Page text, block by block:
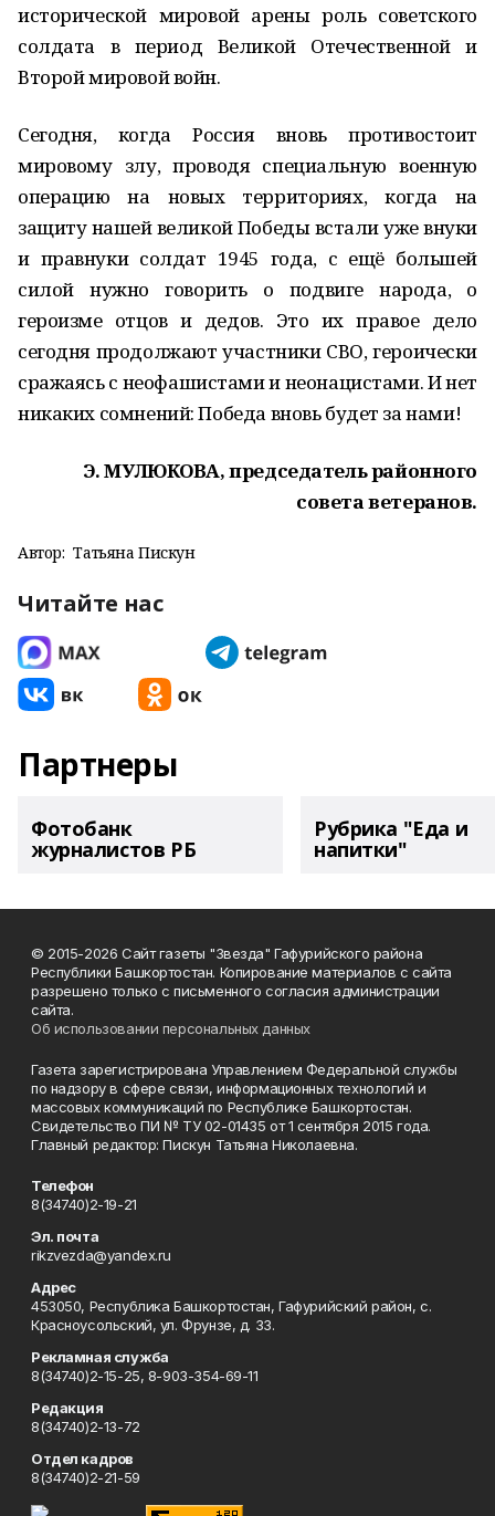
исторической мировой арены роль советского
солдата в период Великой Отечественной и
Второй мировой войн.
Сегодня, когда Россия вновь противостоит
мировому злу, проводя специальную военную
операцию на новых территориях, когда на
защиту нашей великой Победы встали уже внуки
и правнуки солдат 1945 года, с ещё большей
силой нужно говорить о подвиге народа, о
героизме отцов и дедов. Это их правое дело
сегодня продолжают участники СВО, героически
сражаясь с неофашистами и неонацистами. И нет
никаких сомнений: Победа вновь будет за нами!
Э. МУЛЮКОВА, председатель районного
совета ветеранов.
Автор: Татьяна Пискун
Читайте нас
Партнеры
Фотобанк
журналистов РБ
Рубрика "Еда и
напитки"
© 2015-2026 Сайт газеты "Звезда" Гафурийского района
Республики Башкортостан. Копирование материалов с сайта
разрешено только с письменного согласия администрации
сайта.
Об использовании персональных данных
Газета зарегистрирована Управлением Федеральной службы
по надзору в сфере связи, информационных технологий и
массовых коммуникаций по Республике Башкортостан.
Свидетельство ПИ № ТУ 02-01435 от 1 сентября 2015 года.
Главный редактор: Пискун Татьяна Николаевна.
Телефон
8(34740)2-19-21
Эл. почта
rikzvezda@yandex.ru
Адрес
453050, Республика Башкортостан, Гафурийский район, с.
Красноусольский, ул. Фрунзе, д. 33.
Рекламная служба
8(34740)2-15-25, 8-903-354-69-11
Редакция
8(34740)2-13-72
Отдел кадров
8(34740)2-21-59